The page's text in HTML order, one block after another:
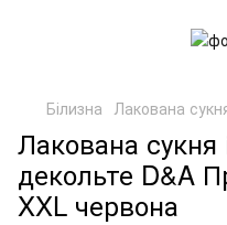
Білизна Лакована
Лакована сукня
декольте D&A
XXL червона